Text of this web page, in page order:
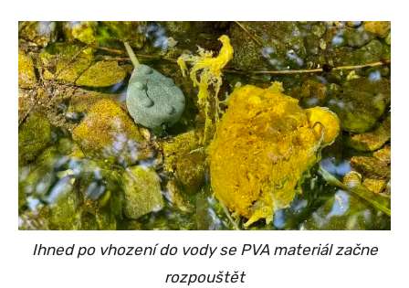
Ihned po vhození do vody se PVA materiál začne
rozpouštět